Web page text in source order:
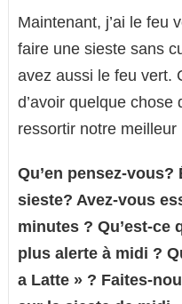
Maintenant, j’ai le feu
faire une sieste sans
avez aussi le feu vert.
d’avoir quelque chose
ressortir notre meilleur
Qu’en pensez-
sieste? Avez-vous
minutes ? Qu’est-ce
plus alerte à midi ?
a Latte » ? Faites-